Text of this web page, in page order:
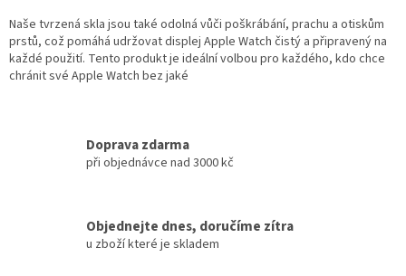
i
s
u
Naše tvrzená skla jsou také odolná vůči poškrábání, prachu a otiskům
prstů, což pomáhá udržovat displej Apple Watch čistý a připravený na
každé použití. Tento produkt je ideální volbou pro každého, kdo chce
chránit své Apple Watch bez jaké
Doprava zdarma
při objednávce nad 3000 kč
Objednejte dnes, doručíme zítra
u zboží které je skladem